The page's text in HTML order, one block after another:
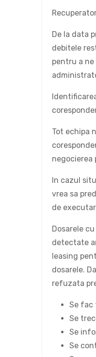
De la data
debitele
pentru a
Tot echipa
negocierea
In cazul
vrea sa
de
Dosarele
detectate
leasing
dosarele.
refuzata
Se fac
Se
Se
Se